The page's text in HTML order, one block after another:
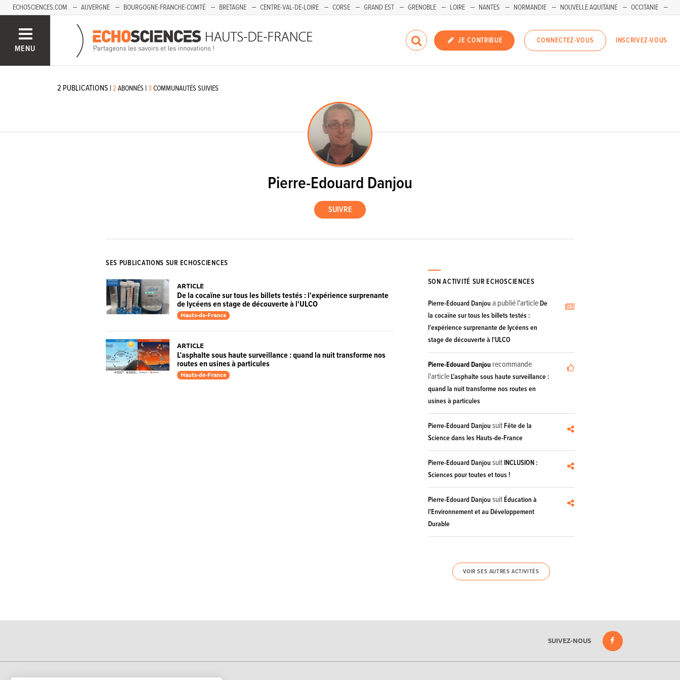
ECHOSCIENCES.COM AUVERGNE BOURGOGNE-FRANCHE-COMTÉ BRETAGNE CENTRE-VAL-DE-LOIRE CORSE GRAND EST GRENOBLE LOIRE NANTES NORMANDIE NOUVELLE AQUITAINE
OCCITANIE
SAVOIE MONT-BLANC
MENU
JE CONTRIBUE CONNECTEZ-VOUS INSCRIVEZ-VOUS
2 PUBLICATIONS |2 ABONNÉS |3 COMMUNAUTÉS SUIVIES
Pierre-Edouard Danjou
SES PUBLICATIONS SUR ECHOSCIENCES
ARTICLE
De la cocaïne sur tous les billets testés : l'expérience surprenante
de lycéens en stage de découverte à l'ULCO
Hauts-de-France
ARTICLE
L’asphalte sous haute surveillance : quand la nuit transforme nos
routes en usines à particules
Hauts-de-France
SON ACTIVITÉ SUR ECHOSCIENCES
Pierre-Edouard Danjou a publié l'articleDe
la cocaïne sur tous les billets testés :
l'expérience surprenante de lycéens en
stage de découverte à l'ULCO
Pierre-Edouard Danjourecommande
l'articleL’asphalte sous haute surveillance :
quand la nuit transforme nos routes en
usines à particules
Pierre-Edouard Danjou suitFête de la
Science dans les Hauts-de-France
Pierre-Edouard Danjou suitINCLUSION :
Sciences pour toutes et tous !
Pierre-Edouard Danjou suitÉducation à
l'Environnement et au Développement
Durable
VOIR SES AUTRES ACTIVITÉS
SUIVEZ-NOUS